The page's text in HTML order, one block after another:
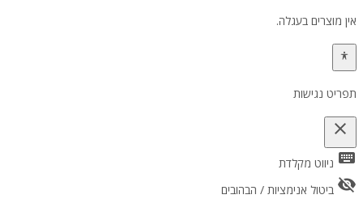
אין מוצרים בעגלה.
תפריט נגישות
close
פתיחה וסגירה של תפריט הנגישותkeyboard ניווט מקלדת
visibility_off ביטול אנימציות / הבהובים